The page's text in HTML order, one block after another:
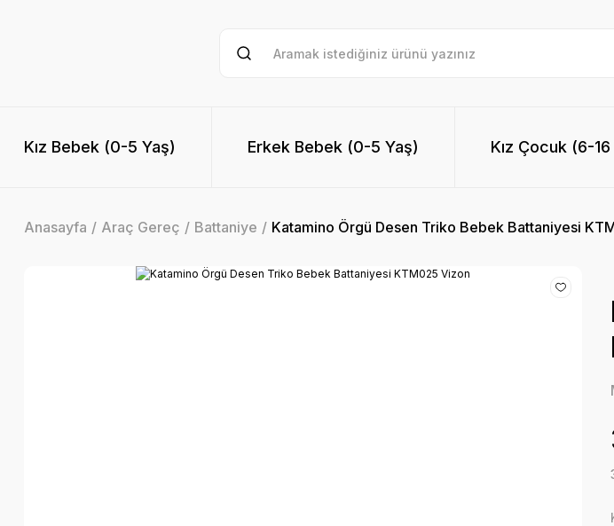
Kız Bebek (0-5 Yaş) Erkek Bebek (0-5 Yaş) Kız Çocuk (6-16
Anasayfa Araç Gereç Battaniye Katamino Örgü Desen Triko Bebek Battaniyesi